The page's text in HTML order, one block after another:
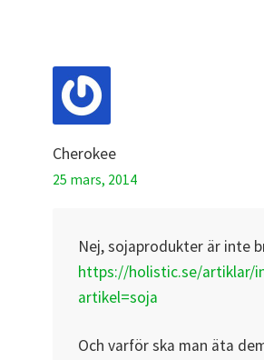
Cherokee
25 mars, 2014
Nej, sojaprodukter är inte
https://holistic.se/artiklar/
artikel=soja
Och varför ska man äta